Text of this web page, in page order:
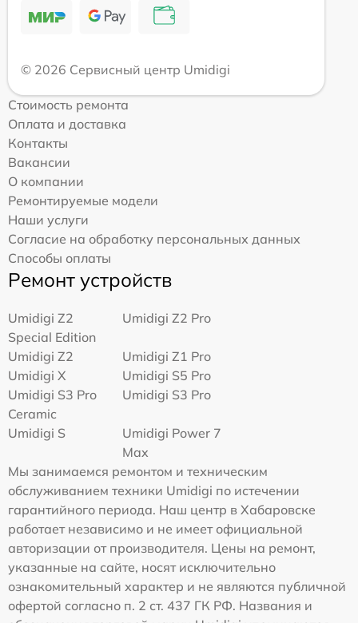
© 2026 Сервисный центр Umidigi
Стоимость ремонта
Оплата и доставка
Контакты
Вакансии
О компании
Ремонтируемые модели
Наши услуги
Согласие на обработку персональных данных
Способы оплаты
Ремонт устройств
Umidigi Z2
Special Edition
Umidigi Z2 Pro
Umidigi Z2
Umidigi Z1 Pro
Umidigi X
Umidigi S5 Pro
Umidigi S3 Pro
Ceramic
Umidigi S3 Pro
Umidigi S
Umidigi Power 7
Max
Мы занимаемся ремонтом и техническим
обслуживанием техники Umidigi по истечении
гарантийного периода. Наш центр в Хабаровске
работает независимо и не имеет официальной
авторизации от производителя. Цены на ремонт,
указанные на сайте, носят исключительно
ознакомительный характер и не являются публичной
офертой согласно п. 2 ст. 437 ГК РФ. Названия и